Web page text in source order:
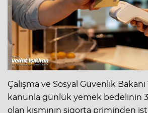
Çalışma ve Sosyal Güvenlik
kanunla günlük yemek bedelinin
olan kısmının sigorta priminden